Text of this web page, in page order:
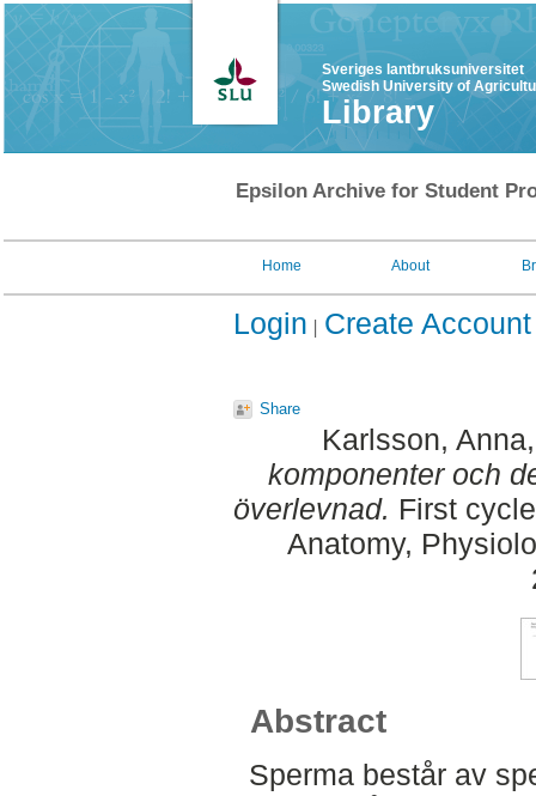
Sveriges lantbruksuniversitet
Swedish University of
Library
Epsilon Archive for Student
Home About
Login Create Account
Share
Karlsson, Anna
komponenter och
överlevnad. First
Anatomy,
Abstract
Sperma består av